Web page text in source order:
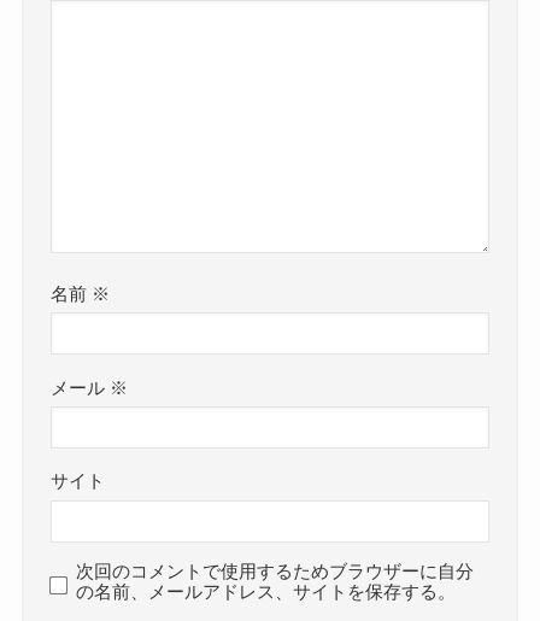
名前 ※
メール ※
サイト
次回のコメントで使用するためブラウザーに自分
の名前、メールアドレス、サイトを保存する。